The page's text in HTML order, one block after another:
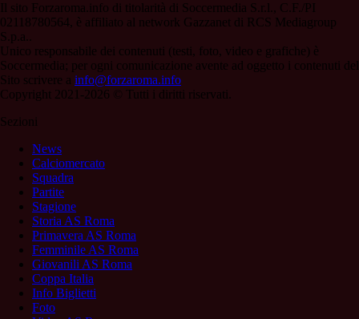
Il sito Forzaroma.info di titolarità di Soccermedia S.r.l., C.F./PI
02118780564, è affiliato al network Gazzanet di RCS Mediagroup
S.p.a..
Unico responsabile dei contenuti (testi, foto, video e grafiche) è
Soccermedia; per ogni comunicazione avente ad oggetto i contenuti del
Sito scrivere a info@forzaroma.info
Copyright 2021-2026 © Tutti i diritti riservati.
Sezioni
News
Calciomercato
Squadra
Partite
Stagione
Storia AS Roma
Primavera AS Roma
Femminile AS Roma
Giovanili AS Roma
Coppa Italia
Info Biglietti
Foto